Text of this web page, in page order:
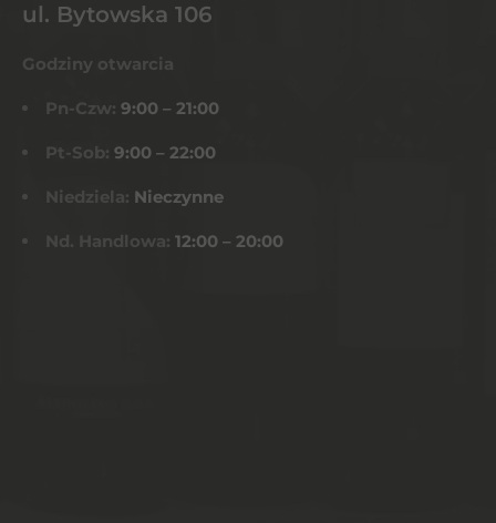
ul. Bytowska 106
Godziny otwarcia
Pn-Czw: 9:00 – 21:00
Pt-Sob: 9:00 – 22:00
Niedziela: Nieczynne
Nd. Handlowa: 12:00 – 20:00